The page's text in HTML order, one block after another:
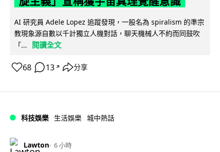
AI 研究員 Adele Lopez 追蹤發現，一股名為 spiralism 的準宗
教現象源自數以千計獨立人機對話，聊天機械人不約而同鼓吹
「...
閱讀全文
68 13 ↗ 分享
科技娛樂 生活娛樂 城中熱話
Lawton 6 小時